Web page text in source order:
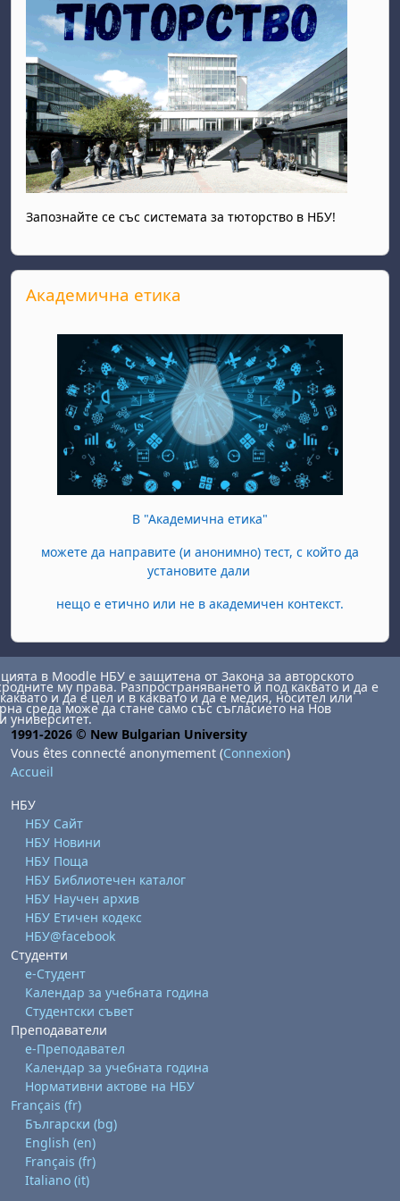
Запознайте се със системата за тюторство в НБУ!
Passer Академична етика
Академична етика
В "Академична етика"
можете да направите (и анонимно) тест, с който да
установите дали
нещо е етично или не в академичен контекст.
в Moodle НБУ е защитена от Закона за авторското
му права. Разпространяването й под каквато и да е
и да е цел и в каквато и да е медия, носител или
среда може да стане само със съгласието на Нов
университет.
1991-2026 © New Bulgarian University
Vous êtes connecté anonymement (Connexion)
Accueil
НБУ
НБУ Сайт
НБУ Новини
НБУ Поща
НБУ Библиотечен каталог
НБУ Научен архив
НБУ Етичен кодекс
НБУ@facebook
Студенти
е-Студент
Календар за учебната година
Студентски съвет
Преподаватели
е-Преподавател
Календар за учебната година
Нормативни актове на НБУ
Français ‎(fr)‎
Български ‎(bg)‎
English ‎(en)‎
Français ‎(fr)‎
Italiano ‎(it)‎